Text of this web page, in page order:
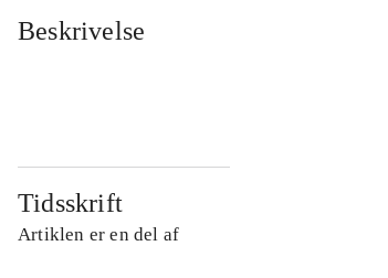
Beskrivelse
Tidsskrift
Artiklen er en del af